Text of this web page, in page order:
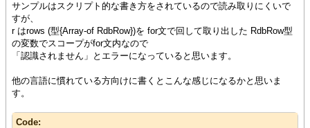
サンプルはスクリプト的な書き方をされているので読み取りにくいで
すが、
r はrows (型{Array-of RdbRow})を for文で回して取り出した RdbRow型
の変数でスコープがfor文内なので
「認識されません」とエラーになっていると思います。
他の言語に慣れている方向けに書くとこんな感じになるかと思いま
す。
Code: